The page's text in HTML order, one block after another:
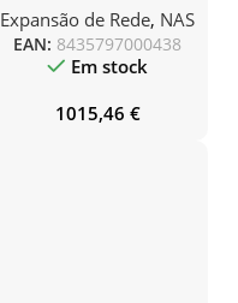
Bahías 3.5″- 2.5″/ 2GB
DDR4/ 8TB/ Formato
Torre
Expansão de Rede, NAS
EAN: 8435797000438
Em stock
1015,46 €